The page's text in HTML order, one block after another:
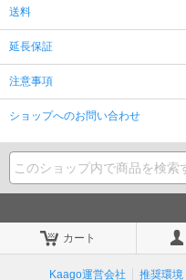
送料
延長保証
注意事項
ショップへのお問い合わせ
カート
Kaago運営会社 推奨環境